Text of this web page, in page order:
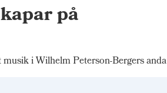
på
i Wilhelm Peterson-Bergers anda